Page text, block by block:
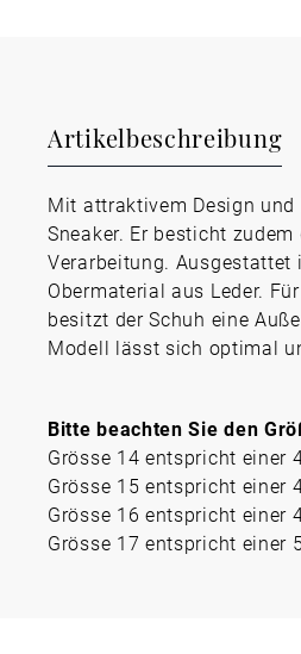
Artikelbeschreibung
Mit attraktivem Design
Sneaker. Er besticht
Verarbeitung.
Obermaterial aus Leder.
besitzt der Schuh eine
Modell lässt sich optimal
Bitte beachten Sie den
Grösse 14 entspricht einer
Grösse 15 entspricht einer
Grösse 16 entspricht einer
Grösse 17 entspricht einer